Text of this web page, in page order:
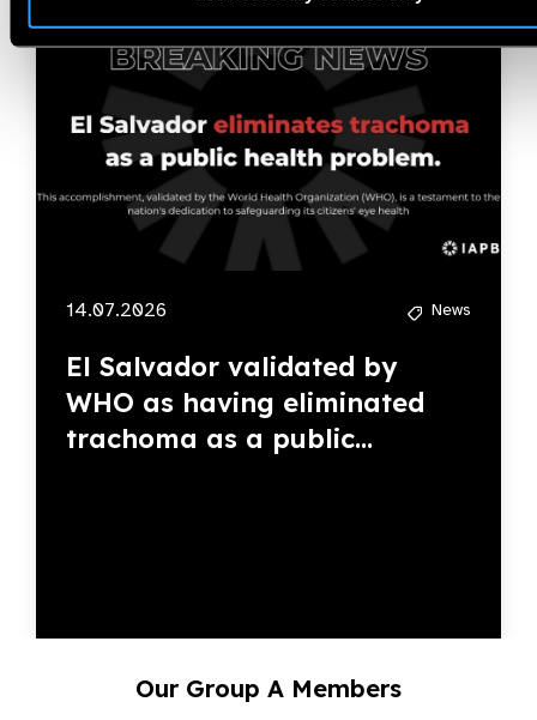
14.07.2026 News
El Salvador validated by
WHO as having eliminated
trachoma as a public...
Our Group A Members